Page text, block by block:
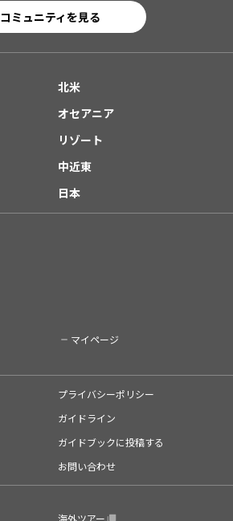
コミュニティを見る
北米
オセアニア
リゾート
中近東
日本
マイページ
プライバシーポリシー
ガイドライン
ガイドブックに投稿する
お問い合わせ
海外ツアー